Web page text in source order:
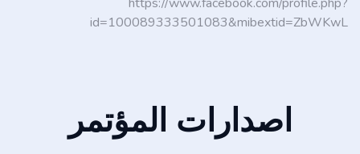
id=100089333501083&mibextid=ZbWKwL
اصدارات المؤتمر